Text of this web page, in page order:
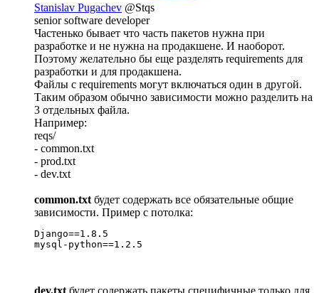
Stanislav Pugachev @Stqs
senior software developer
Частенько бывает что часть пакетов нужна при
разработке и не нужна на продакшене. И наоборот.
Поэтому желательно бы еще разделять requirements для
разработки и для продакшена.
Файлы с requirements могут включаться один в другой.
Таким образом обычно зависимости можно разделить на
3 отдельных файла.
Например:
reqs/
- common.txt
- prod.txt
- dev.txt
common.txt будет содержать все обязательные общие
зависимости. Пример с потолка:
Django==1.8.5
mysql-python==1.2.5
dev.txt будет содержать пакеты специфичные только для